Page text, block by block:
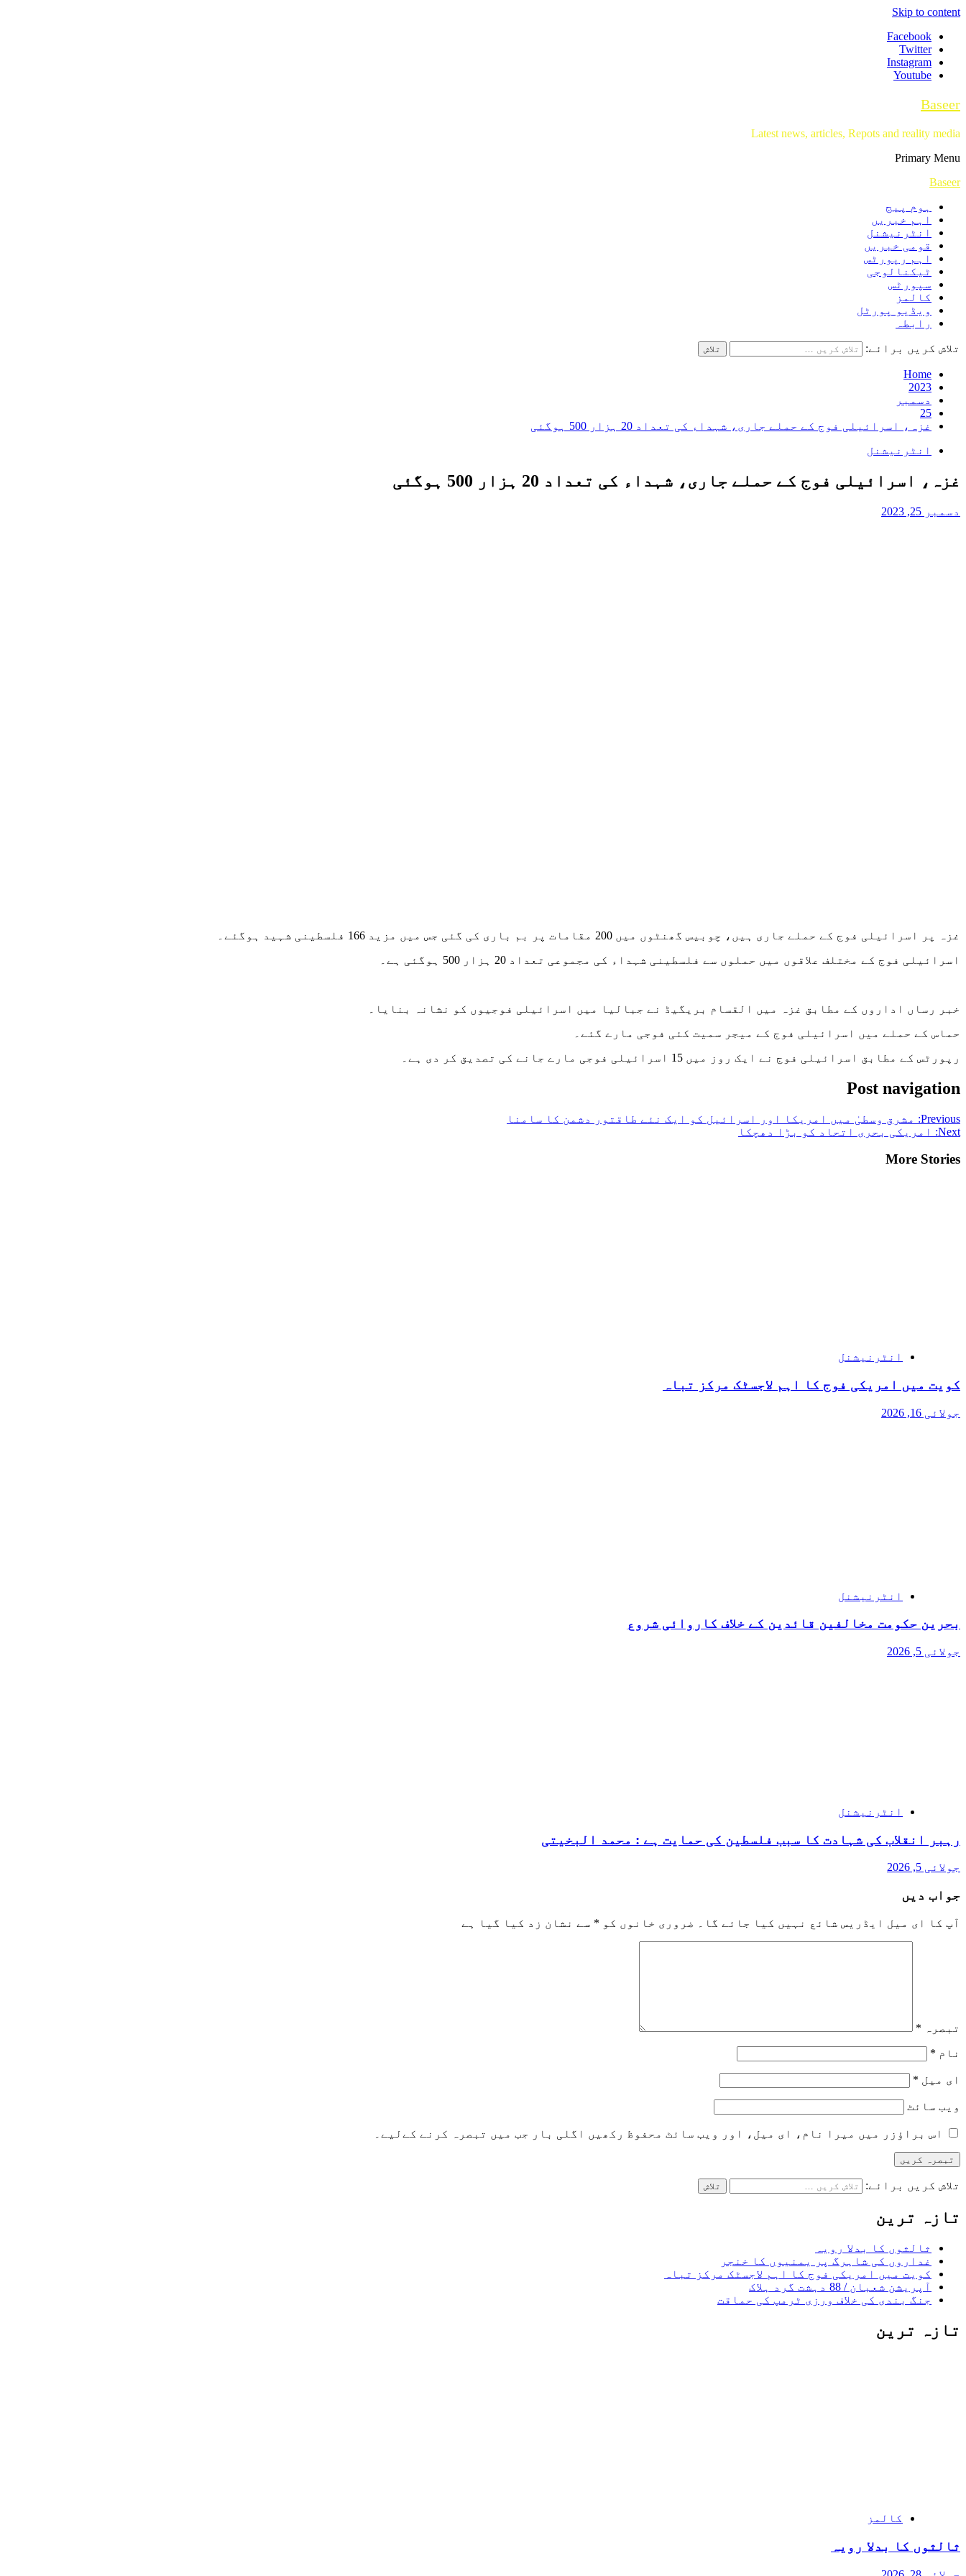
Skip to content
Facebook
Twitter
Instagram
Youtube
Baseer
Latest news, articles, Repots and reality media
Primary Menu
Baseer
ہوم پیج
اہم خبریں
انٹرنیشنل
قومی خبریں
اہم رپورٹس
ٹیکنالوجی
سپورٹس
کالمز
ویڈیو پورٹل
رابطہ
تلاش کریں برائے:
Home
2023
دسمبر
25
غزہ، اسرائیلی فوج کے حملے جاری، شہداء کی تعداد 20 ہزار 500 ہوگئی
انٹرنیشنل
غزہ، اسرائیلی فوج کے حملے جاری، شہداء کی تعداد 20 ہزار 500 ہوگئی
دسمبر 25, 2023
غزہ پر اسرائیلی فوج کے حملے جاری ہیں، چوبیس گھنٹوں میں 200 مقامات پر بم باری کی گئی جس میں مزید 166 فلسطینی شہید ہوگئے۔
اسرائیلی فوج کے مختلف علاقوں میں حملوں سے فلسطینی شہداء کی مجموعی تعداد 20 ہزار 500 ہوگئی ہے۔
خبر رساں اداروں کے مطابق غزہ میں القسام بریگیڈ نے جبالیا میں اسرائیلی فوجیوں کو نشانہ بنایا۔
حماس کے حملے میں اسرائیلی فوج کے میجر سمیت کئی فوجی مارے گئے۔
رپورٹس کے مطابق اسرائیلی فوج نے ایک روز میں 15 اسرائیلی فوجی مارے جانے کی تصدیق کر دی ہے۔
Post navigation
Previous:
مشرق وسطیٰ میں امریکا اور اسرائیل کو ایک نئے طاقتور دشمن کا سامنا
Next:
امریکی بحری اتحاد کو بڑا دھچکا
More Stories
انٹرنیشنل
کویت میں امریکی فوج کا اہم لاجسٹک مرکز تباہ
جولائی 16, 2026
انٹرنیشنل
بحرین حکومت مخالفین قائدین کے خلاف کاروائی شروع
جولائی 5, 2026
انٹرنیشنل
رہبر انقلاب کی شہادت کا سبب فلسطین کی حمایت ہے : محمد البخیتی
جولائی 5, 2026
جواب دیں
آپ کا ای میل ایڈریس شائع نہیں کیا جائے گا۔ ضروری خانوں کو * سے نشان زد کیا گیا ہے
تبصرہ *
نام *
ای میل *
ویب‌ سائٹ
اس براؤزر میں میرا نام، ای میل، اور ویب سائٹ محفوظ رکھیں اگلی بار جب میں تبصرہ کرنے کےلیے۔
تلاش کریں برائے:
تازہ ترین
ثالثوں کا بدلا رویہ
غداروں کی شاہرگ پر یمنیوں کا خنجر
کویت میں امریکی فوج کا اہم لاجسٹک مرکز تباہ
آپریشن شعبان / 88 دہشت گرد ہلاک
جنگ بندی کی خلاف ورزی ٹرمپ کی حماقت
تازہ ترین
کالمز
ثالثوں کا بدلا رویہ